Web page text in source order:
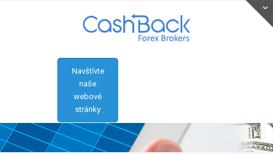
Navštívte
naše
webové
stránky